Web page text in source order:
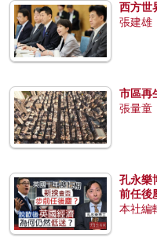
西方世
張建雄
市區再
張量童
孔永樂
前任後
本社編